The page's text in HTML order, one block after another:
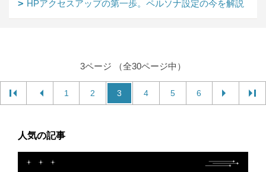
HPアクセスアップの第一歩。ペルソナ設定の今を解説
3ページ （全30ページ中）
1 2 3 4 5 6
人気の記事